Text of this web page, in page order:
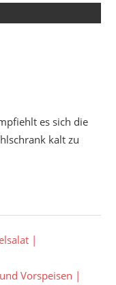
es sich die
kalt zu
|
Vorspeisen |